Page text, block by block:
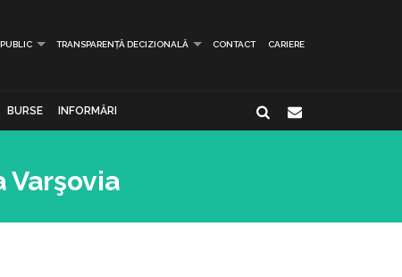
TRANSPARENȚĂ DECIZIONALĂ CONTACT CARIERE
BURSE INFORMĂRI